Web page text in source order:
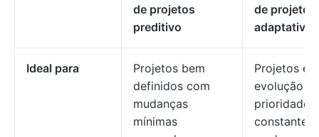
de projetos
preditivo
de projetos
adaptativo
Ideal para
Projetos bem
definidos com
mudanças
mínimas
Projetos em
evolução
prioridades
constante